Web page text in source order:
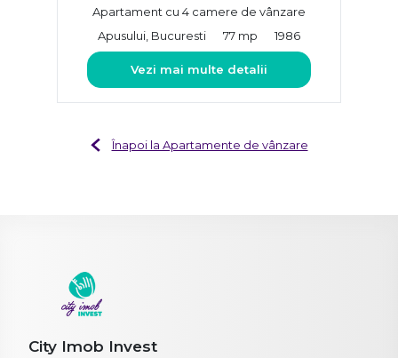
Apartament cu 4 camere de vânzare
Apusului, Bucuresti
77 mp 1986
Vezi mai multe detalii
Înapoi la Apartamente de vânzare
City Imob Invest